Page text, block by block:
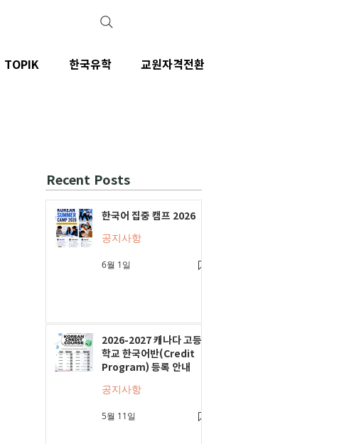
Recent Posts
한국어 집중 캠프 2026
공지사항
6월 1일
2026-2027 캐나다 고등
학교 한국어반(Credit
Program) 등록 안내
공지사항
5월 11일
TOPIK 한국유학 교원자격전환